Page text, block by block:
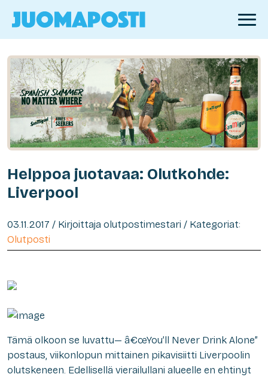
Helppoa juotavaa: Olutkohde:
Liverpool
03.11.2017 / Kirjoittaja olutpostimestari / Kategoriat:
Olutposti
Tämä olkoon se luvattu— â€œYou’ll Never Drink Alone”
postaus, viikonlopun mittainen pikavisiitti Liverpoolin
olutskeneen. Edellisellä vierailullani alueelle en ehtinyt